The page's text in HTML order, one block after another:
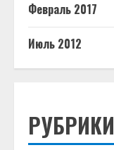
Февраль 2017
Июль 2012
РУБРИКИ